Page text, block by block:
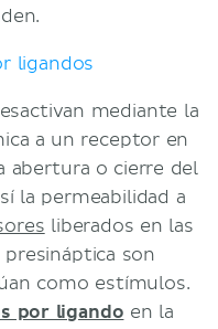
ligandos
mediante la
a un receptor en
abertura o cierre del
la permeabilidad a
liberados en las
son
como estímulos.
por ligando en la